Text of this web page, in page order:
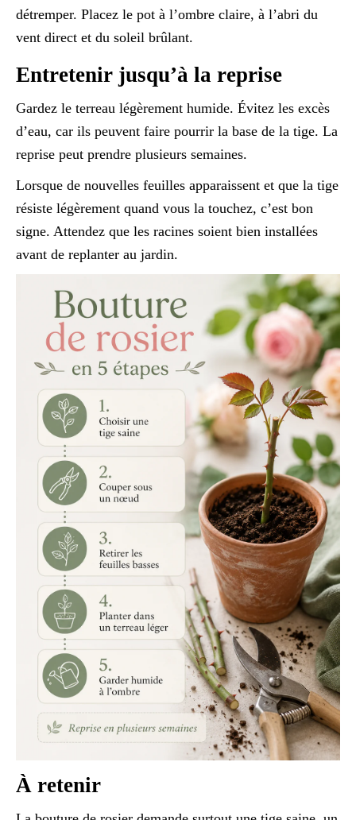
détremper. Placez le pot à l’ombre claire, à l’abri du
vent direct et du soleil brûlant.
Entretenir jusqu’à la reprise
Gardez le terreau légèrement humide. Évitez les excès
d’eau, car ils peuvent faire pourrir la base de la tige. La
reprise peut prendre plusieurs semaines.
Lorsque de nouvelles feuilles apparaissent et que la tige
résiste légèrement quand vous la touchez, c’est bon
signe. Attendez que les racines soient bien installées
avant de replanter au jardin.
À retenir